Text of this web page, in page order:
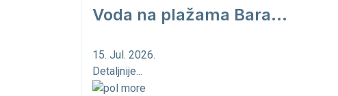
Voda na plažama Bara...
15. Jul. 2026.
Detaljnije...